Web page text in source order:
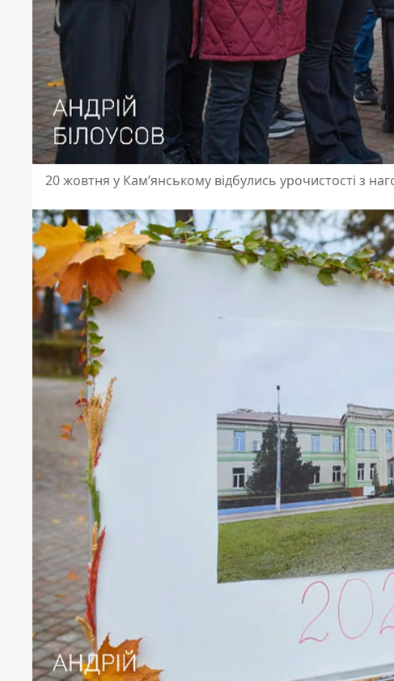
20 жовтня у Кам’янському відбулись урочистості з